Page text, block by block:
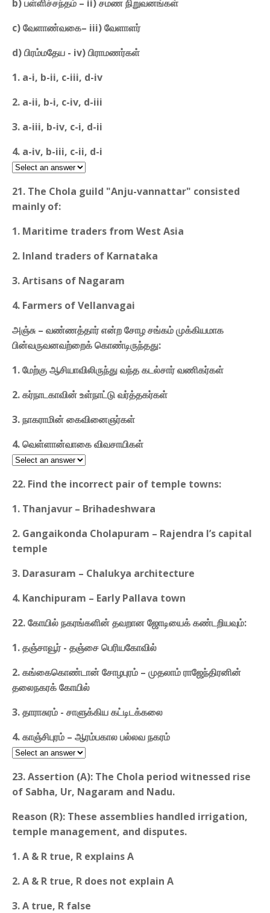
b) பள்ளிச்சந்தம் – ii) சமண நிறுவனங்கள்
c) வேளாண்வகை– iii) வேளாளர்
d) பிரம்மதேய - iv) பிராமணர்கள்
1. a-i, b-ii, c-iii, d-iv
2. a-ii, b-i, c-iv, d-iii
3. a-iii, b-iv, c-i, d-ii
4. a-iv, b-iii, c-ii, d-i
21. The Chola guild "Anju-vannattar" consisted
mainly of:
1. Maritime traders from West Asia
2. Inland traders of Karnataka
3. Artisans of Nagaram
4. Farmers of Vellanvagai
அஞ்சு – வண்ணத்தார் என்ற சோழ சங்கம் முக்கியமாக
பின்வருவனவற்றைக் கொண்டிருந்தது:
1. மேற்கு ஆசியாவிலிருந்து வந்த கடல்சார் வணிகர்கள்
2. கர்நாடகாவின் உள்நாட்டு வர்த்தகர்கள்
3. நாகராமின் கைவினைஞர்கள்
4. வெள்ளான்வாகை விவசாயிகள்
22. Find the incorrect pair of temple towns:
1. Thanjavur – Brihadeshwara
2. Gangaikonda Cholapuram – Rajendra I’s capital
temple
3. Darasuram – Chalukya architecture
4. Kanchipuram – Early Pallava town
22. கோயில் நகரங்களின் தவறான ஜோடியைக் கண்டறியவும்:
1. தஞ்சாவூர் - தஞ்சை பெரியகோவில்
2. கங்கைகொண்டான் சோழபுரம் – முதலாம் ராஜேந்திரனின்
தலைநகரக் கோயில்
3. தாராசுரம் - சாளுக்கிய கட்டிடக்கலை
4. காஞ்சிபுரம் – ஆரம்பகால பல்லவ நகரம்
23. Assertion (A): The Chola period witnessed rise
of Sabha, Ur, Nagaram and Nadu.
Reason (R): These assemblies handled irrigation,
temple management, and disputes.
1. A & R true, R explains A
2. A & R true, R does not explain A
3. A true, R false